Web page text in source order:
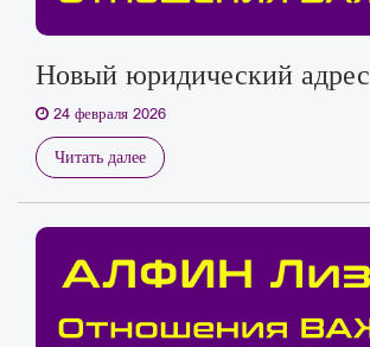
Новый юридический адрес
24 февраля 2026
Читать далее